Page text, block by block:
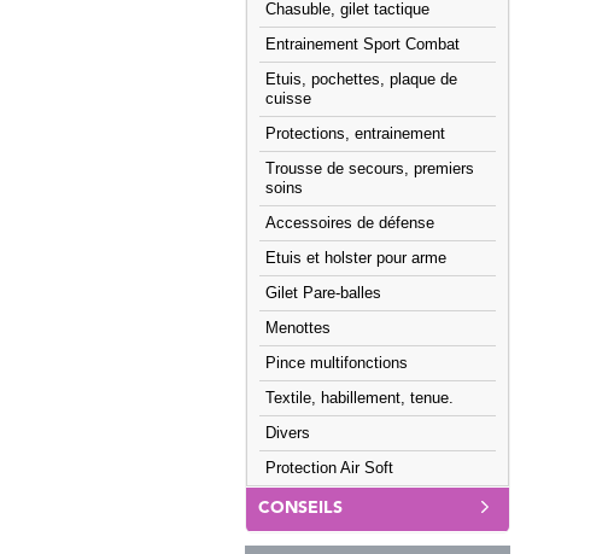
Chasuble, gilet tactique
Entrainement Sport Combat
Etuis, pochettes, plaque de
cuisse
Protections, entrainement
Trousse de secours, premiers
soins
Accessoires de défense
Etuis et holster pour arme
Gilet Pare-balles
Menottes
Pince multifonctions
Textile, habillement, tenue.
Divers
Protection Air Soft
CONSEILS